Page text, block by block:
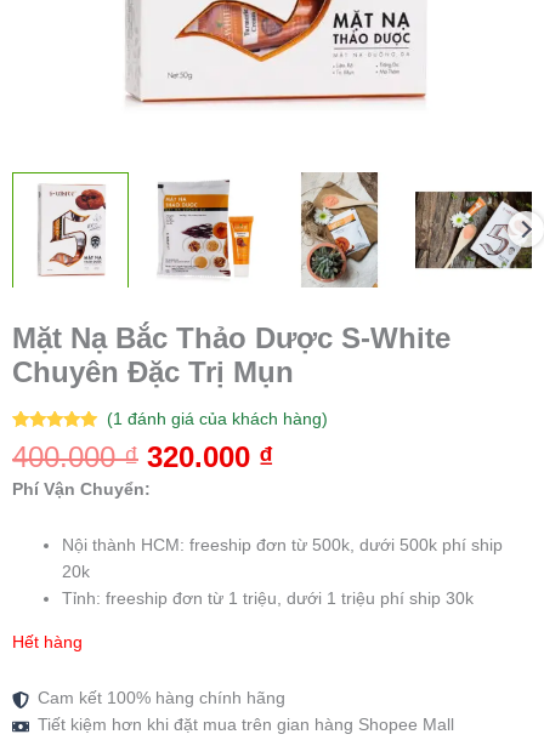
Mặt Nạ Bắc Thảo Dược S-White
Chuyên Đặc Trị Mụn
5.00 trên 5
dựa trên
(1đánh giá của khách hàng)
400.000₫ 320.000 ₫
Phí Vận Chuyển:
Nội thành HCM: freeship đơn từ 500k, dưới 500k phí ship
20k
Tỉnh: freeship đơn từ 1 triệu, dưới 1 triệu phí ship 30k
Hết hàng
Cam kết 100% hàng chính hãng
Tiết kiệm hơn khi đặt mua trên gian hàng Shopee Mall